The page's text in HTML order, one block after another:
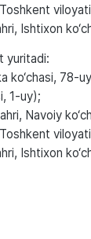
Ishtixon
yuritadi:
ko‘chasi, 78-
1-uy);
Navoiy
Ishtixon